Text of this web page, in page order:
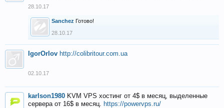
28.10.17
Sanchez Готово!
28.10.17
IgorOrlov http://colibritour.com.ua
02.10.17
karlson1980 KVM VPS хостинг от 4$ в месяц, выделенные
сервера от 16$ в месяц. https://powervps.ru/